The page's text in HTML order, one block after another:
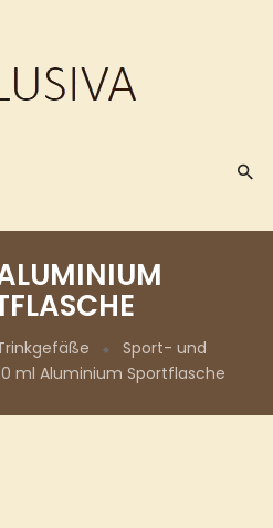
Sport- und
ml Aluminium Sportflasche